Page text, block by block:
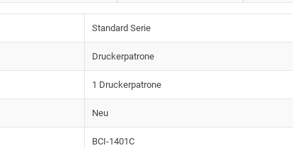
Standard Serie
Druckerpatrone
1 Druckerpatrone
Neu
BCI-1401C